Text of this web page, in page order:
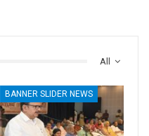
All
BANNER SLIDER NEWS